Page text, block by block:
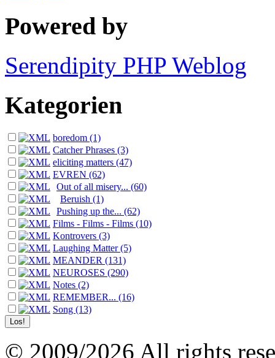
Powered by
Serendipity PHP Weblog
Kategorien
boredom (1)
Catcher Phrases (3)
eliciting matters (47)
EVREN (62)
Out of all misery... (60)
Beruish (1)
Pushing up the... (62)
Films - Films - Films (10)
Kontrovers (3)
Laughing Matter (5)
MEANDER (131)
NEUROSES (290)
Notes (2)
REMEMBER... (16)
Song (13)
© 2009/2026 All rights